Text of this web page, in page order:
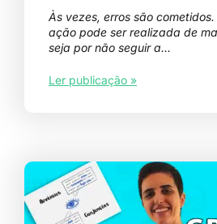
Às vezes, erros são
ação pode ser realizada de
seja por não seguir a…
Ler publicação »